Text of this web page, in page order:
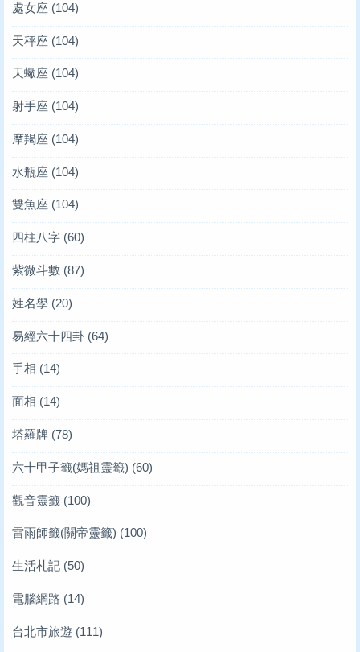
處女座 (104)
天秤座 (104)
天蠍座 (104)
射手座 (104)
摩羯座 (104)
水瓶座 (104)
雙魚座 (104)
四柱八字 (60)
紫微斗數 (87)
姓名學 (20)
易經六十四卦 (64)
手相 (14)
面相 (14)
塔羅牌 (78)
六十甲子籤(媽祖靈籤) (60)
觀音靈籤 (100)
雷雨師籤(關帝靈籤) (100)
生活札記 (50)
電腦網路 (14)
台北市旅遊 (111)